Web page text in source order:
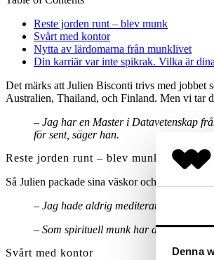
Denna
Reste jorden runt – blev munk
Svårt med kontor
Nytta av lärdomarna från munklivet
Din karriär var inte spikrak. Vilka är
Det märks att Julien Bisconti trivs med jobbet
Australien, Thailand, och Finland. Men vi tar
– Jag har en Master i Datavetenskap
för sent, säger han.
Reste jorden runt – blev munk
Så Julien packade sina väskor och lämnade
– Jag hade aldrig mediterat förut men
– Som spirituell munk har du inte de
Svårt med kontor